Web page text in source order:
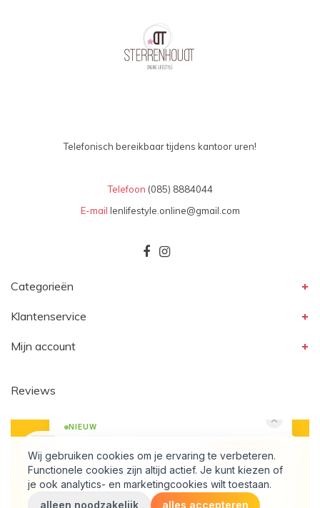
Telefonisch bereikbaar tijdens kantoor uren!
Telefoon (085) 8884044
E-mail lenlifestyle.online@gmail.com
Categorieën
Klantenservice
Mijn account
Reviews